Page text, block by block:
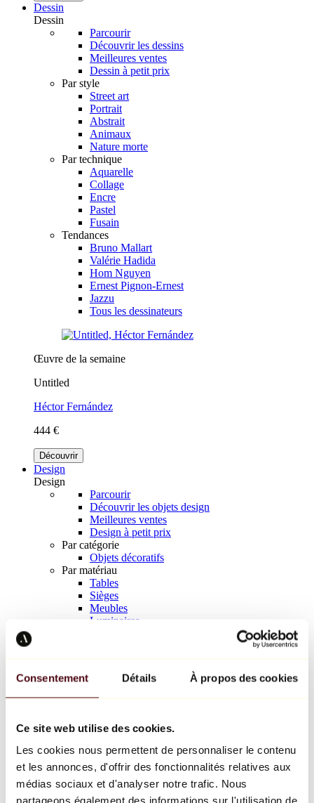
Consentement Détails À propos des cookies
Ce site web utilise des cookies.
Les cookies nous permettent de personnaliser le contenu
et les annonces, d'offrir des fonctionnalités relatives aux
médias sociaux et d'analyser notre trafic. Nous
partageons également des informations sur l'utilisation de
Dessin
Dessin
Parcourir
Découvrir les dessins
Meilleures ventes
Dessin à petit prix
Par style
Street art
Portrait
Abstrait
Animaux
Nature morte
Par technique
Aquarelle
Collage
Encre
Pastel
Fusain
Tendances
Bruno Mallart
Valérie Hadida
Hom Nguyen
Ernest Pignon-Ernest
Jazzu
Tous les dessinateurs
Œuvre de la semaine
Untitled
Héctor Fernández
444 €
Découvrir
Design
Design
Parcourir
Découvrir les objets design
Meilleures ventes
Design à petit prix
Par catégorie
Objets décoratifs
Par matériau
Tables
Sièges
Meubles
Luminaires
Richard Orlinski
Keith Haring
Jeff Koons
Jean-Michel Basquiat
Tous les designers
Œuvre de la semaine